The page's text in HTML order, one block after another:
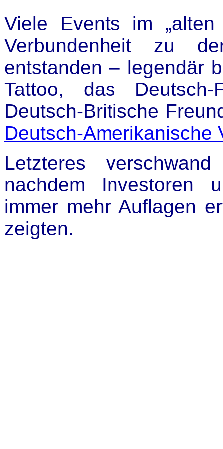
Viele Events im
Verbundenheit zu
entstanden – legendär
Tattoo, das Deutsch-
Deutsch-Britische
Deutsch-Amerikanische
Letzteres
nachdem Investoren
immer mehr Auflagen
zeigten.